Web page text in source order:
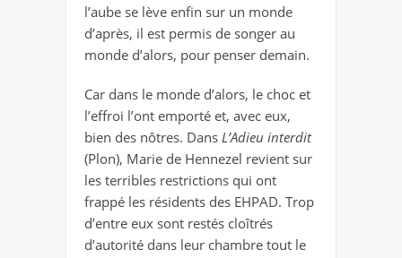
l’aube se lève enfin sur un monde
d’après, il est permis de songer au
monde d’alors, pour penser demain.
Car dans le monde d’alors, le choc et
l’effroi l’ont emporté et, avec eux,
bien des nôtres. Dans L’Adieu interdit
(Plon), Marie de Hennezel revient sur
les terribles restrictions qui ont
frappé les résidents des EHPAD. Trop
d’entre eux sont restés cloîtrés
d’autorité dans leur chambre tout le